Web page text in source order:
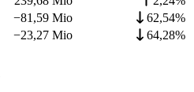
−81,59 Mio
62,54%
−23,27 Mio 64,28%